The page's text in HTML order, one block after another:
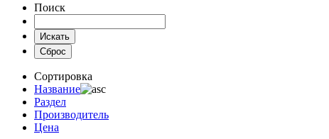
Поиск
Сортировка
Название
Раздел
Производитель
Цена